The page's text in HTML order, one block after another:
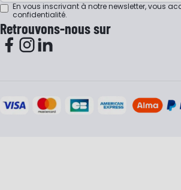
En vous inscrivant à notre newsletter, vous
confidentialité.
Retrouvons-nous sur